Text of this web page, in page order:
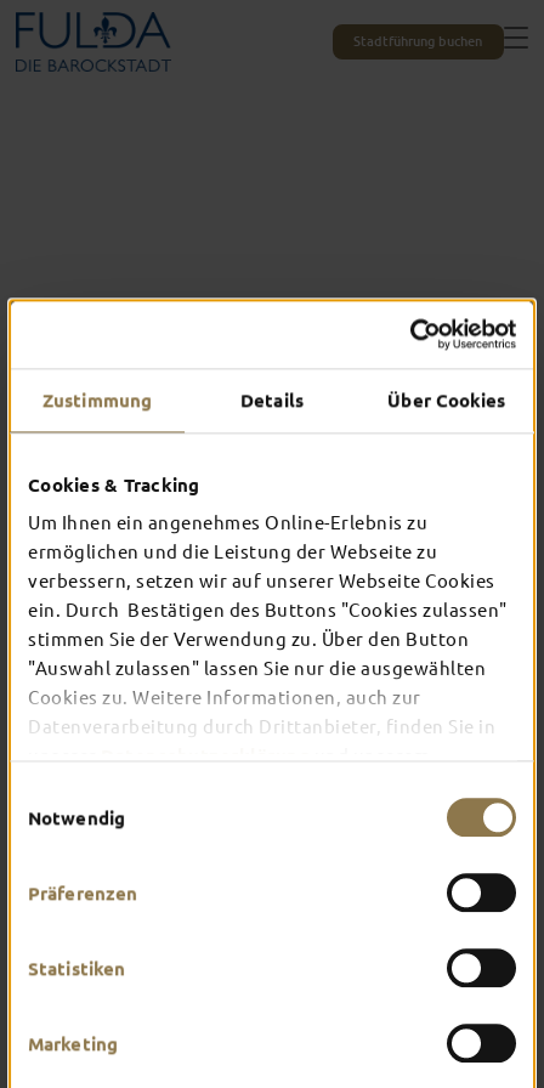
Zustimmung Details Über Cookies
Cookies & Tracking
Um Ihnen ein angenehmes Online-Erlebnis zu
ermöglichen und die Leistung der Webseite zu
verbessern, setzen wir auf unserer Webseite Cookies
ein. Durch Bestätigen des Buttons "Cookies zulassen"
stimmen Sie der Verwendung zu. Über den Button
"Auswahl zulassen" lassen Sie nur die ausgewählten
Cookies zu. Weitere Informationen, auch zur
Datenverarbeitung durch Drittanbieter, finden Sie in
Notwendig
Präferenzen
Statistiken
Marketing
Stadtführung buchen
Das erlebst du nur in Fulda
TOP-EVENTS
In Fulda ist irgendwo immer etwas los: Ob
Konzert, Musical, Erlebnis-Stadtführung oder
Theater – entdecke hier aktuelle Veranstaltungen
und Highlights in und um Fulda.